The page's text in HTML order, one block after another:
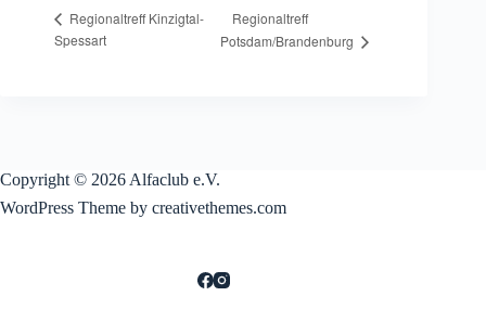
Regionaltreff Kinzigtal-
Spessart
Regionaltreff
Potsdam/Brandenburg
Copyright © 2026 Alfaclub e.V.
WordPress Theme by creativethemes.com